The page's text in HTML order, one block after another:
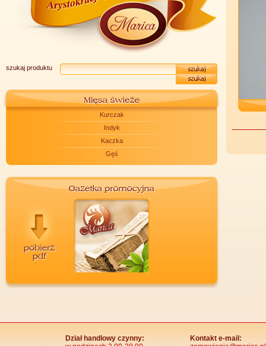
szukaj produktu
Kurczak
Indyk
Kaczka
Gęś
Dział handlowy czynny:
Kontakt e-mail: